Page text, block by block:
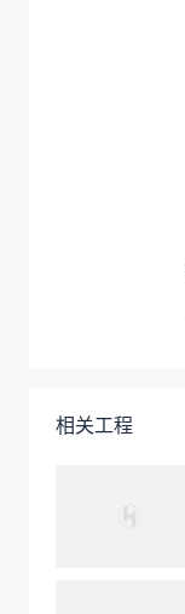
相关工程